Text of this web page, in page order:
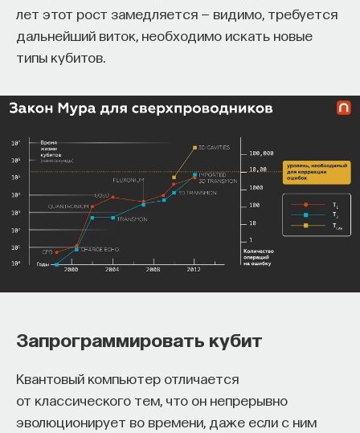
лет этот рост замедляется — видимо, требуется
дальнейший виток, необходимо искать новые
типы кубитов.
Запрограммировать кубит
Квантовый компьютер отличается
от классического тем, что он непрерывно
эволюционирует во времени, даже если с ним